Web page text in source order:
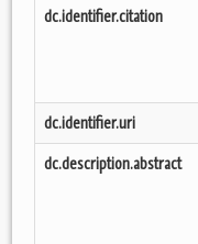
dc.identifier.citation
dc.identifier.uri
dc.description.abstract